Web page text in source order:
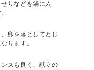
りなどを鍋に入
卵を落としてとじ
ります。
スも良く、献立の